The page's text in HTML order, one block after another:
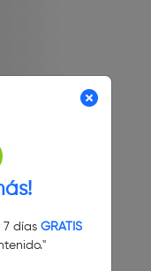
días GRATIS